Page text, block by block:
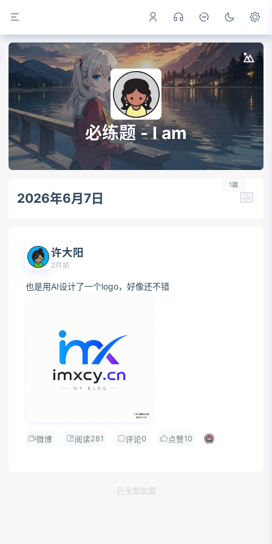
必练题 - I am
2026年6月7日 📅
1篇
许大阳
2月前
也是用AI设计了一个logo，好像还不错
微博 阅读281 评论0 点赞10
已全部加载